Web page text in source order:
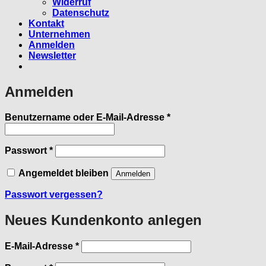
Datenschutz
Kontakt
Unternehmen
Anmelden
Newsletter
Anmelden
Benutzername oder E-Mail-Adresse *Erforderlich
Passwort *Erforderlich
Angemeldet bleiben Anmelden
Passwort vergessen?
Neues Kundenkonto anlegen
E-Mail-Adresse *Erforderlich